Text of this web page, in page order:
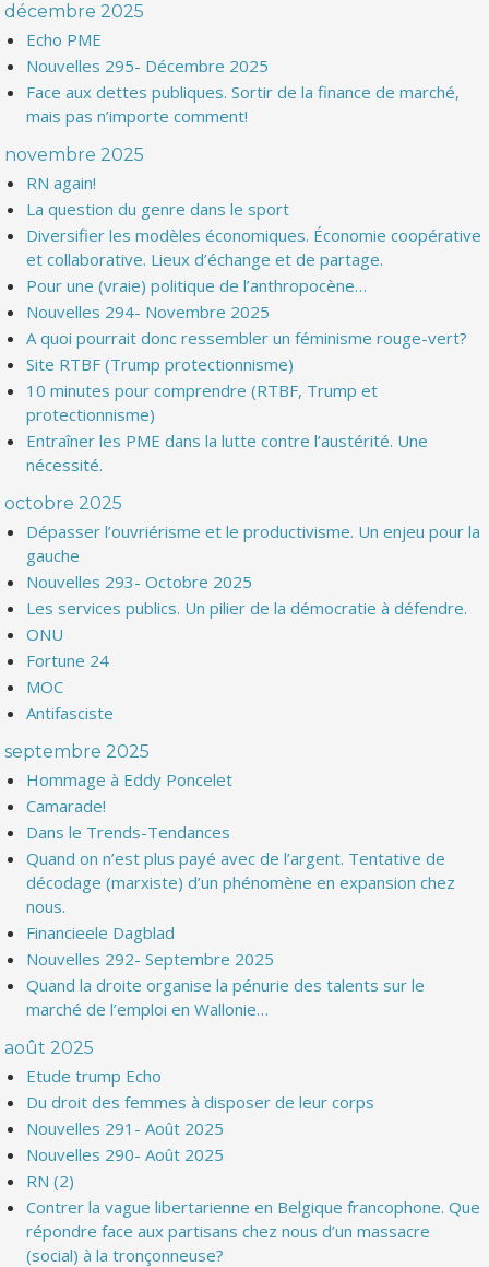
décembre 2025
Echo PME
Nouvelles 295- Décembre 2025
Face aux dettes publiques. Sortir de la finance de marché,
mais pas n’importe comment!
novembre 2025
RN again!
La question du genre dans le sport
Diversifier les modèles économiques. Économie coopérative
et collaborative. Lieux d’échange et de partage.
Pour une (vraie) politique de l’anthropocène…
Nouvelles 294- Novembre 2025
A quoi pourrait donc ressembler un féminisme rouge-vert?
Site RTBF (Trump protectionnisme)
10 minutes pour comprendre (RTBF, Trump et
protectionnisme)
Entraîner les PME dans la lutte contre l’austérité. Une
nécessité.
octobre 2025
Dépasser l’ouvriérisme et le productivisme. Un enjeu pour la
gauche
Nouvelles 293- Octobre 2025
Les services publics. Un pilier de la démocratie à défendre.
ONU
Fortune 24
MOC
Antifasciste
septembre 2025
Hommage à Eddy Poncelet
Camarade!
Dans le Trends-Tendances
Quand on n’est plus payé avec de l’argent. Tentative de
décodage (marxiste) d’un phénomène en expansion chez
nous.
Financieele Dagblad
Nouvelles 292- Septembre 2025
Quand la droite organise la pénurie des talents sur le
marché de l’emploi en Wallonie…
août 2025
Etude trump Echo
Du droit des femmes à disposer de leur corps
Nouvelles 291- Août 2025
Nouvelles 290- Août 2025
RN (2)
Contrer la vague libertarienne en Belgique francophone. Que
répondre face aux partisans chez nous d’un massacre
(social) à la tronçonneuse?